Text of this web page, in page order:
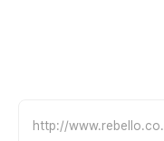
http://